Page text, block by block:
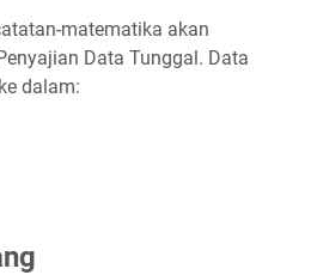
matematika akan
Data Tunggal. Data
dalam: